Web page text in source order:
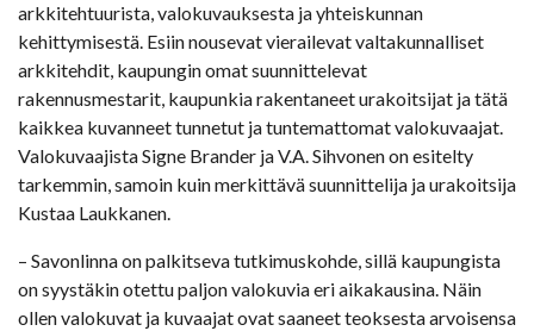
arkkitehtuurista, valokuvauksesta ja yhteiskunnan
kehittymisestä. Esiin nousevat vierailevat valtakunnalliset
arkkitehdit, kaupungin omat suunnittelevat
rakennusmestarit, kaupunkia rakentaneet urakoitsijat ja tätä
kaikkea kuvanneet tunnetut ja tuntemattomat valokuvaajat.
Valokuvaajista Signe Brander ja V.A. Sihvonen on esitelty
tarkemmin, samoin kuin merkittävä suunnittelija ja urakoitsija
Kustaa Laukkanen.
– Savonlinna on palkitseva tutkimuskohde, sillä kaupungista
on syystäkin otettu paljon valokuvia eri aikakausina. Näin
ollen valokuvat ja kuvaajat ovat saaneet teoksesta arvoisensa